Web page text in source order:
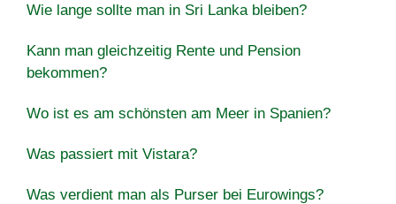
Wie lange sollte man in Sri Lanka bleiben?
Kann man gleichzeitig Rente und Pension
bekommen?
Wo ist es am schönsten am Meer in Spanien?
Was passiert mit Vistara?
Was verdient man als Purser bei Eurowings?